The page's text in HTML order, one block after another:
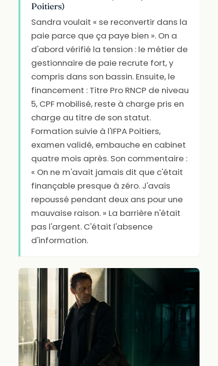
Poitiers)
Sandra voulait « se reconvertir dans la
paie parce que ça paye bien ». On a
d'abord vérifié la tension : le métier de
gestionnaire de paie recrute fort, y
compris dans son bassin. Ensuite, le
financement : Titre Pro RNCP de niveau
5, CPF mobilisé, reste à charge pris en
charge au titre de son statut.
Formation suivie à l'IFPA Poitiers,
examen validé, embauche en cabinet
quatre mois après. Son commentaire :
« On ne m'avait jamais dit que c'était
finançable presque à zéro. J'avais
repoussé pendant deux ans pour une
mauvaise raison. » La barrière n'était
pas l'argent. C'était l'absence
d'information.